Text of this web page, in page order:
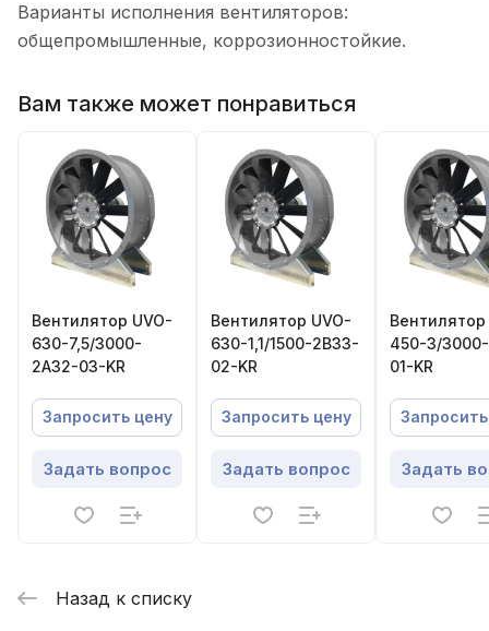
Варианты исполнения вентиляторов:
общепромышленные, коррозионностойкие.
Вам также может понравиться
Вентилятор UVO-
630-7,5/3000-
2А32-03-KR
Запросить цену
Задать вопрос
Вентилятор UVO-
630-1,1/1500-2В33-
02-KR
Запросить цену
Задать вопрос
Вентилятор
450-3/
01-KR
Задать
Назад к списку